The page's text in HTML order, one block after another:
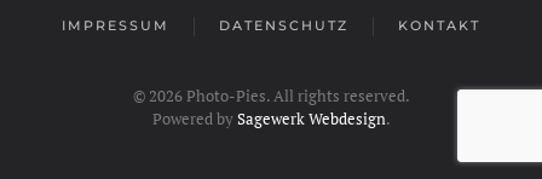
IMPRESSUM DATENSCHUTZ KONTAKT
© 2026Photo-Pies. All rights reserved.
Powered bySagewerk Webdesign.